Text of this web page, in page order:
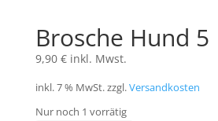
Brosche Hund 5
9,90 € inkl. Mwst.
inkl. 7 % MwSt.zzgl.Versandkosten
Nur noch 1 vorrätig